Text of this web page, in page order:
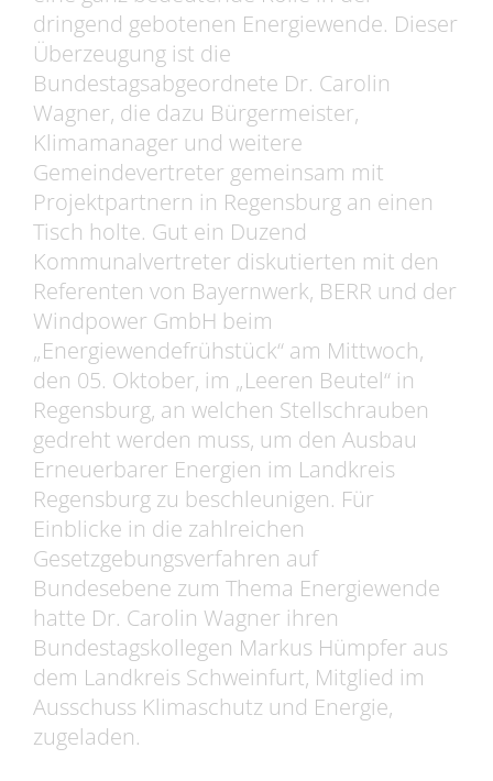
dringend gebotenen Energiewende. Dieser
Überzeugung ist die
Bundestagsabgeordnete Dr. Carolin
Wagner, die dazu Bürgermeister,
Klimamanager und weitere
Gemeindevertreter gemeinsam mit
Projektpartnern in Regensburg an einen
Tisch holte. Gut ein Duzend
Kommunalvertreter diskutierten mit den
Referenten von Bayernwerk, BERR und der
Windpower GmbH beim
„Energiewendefrühstück“ am Mittwoch,
den 05. Oktober, im „Leeren Beutel“ in
Regensburg, an welchen Stellschrauben
gedreht werden muss, um den Ausbau
Erneuerbarer Energien im Landkreis
Regensburg zu beschleunigen. Für
Einblicke in die zahlreichen
Gesetzgebungsverfahren auf
Bundesebene zum Thema Energiewende
hatte Dr. Carolin Wagner ihren
Bundestagskollegen Markus Hümpfer aus
dem Landkreis Schweinfurt, Mitglied im
Ausschuss Klimaschutz und Energie,
zugeladen.